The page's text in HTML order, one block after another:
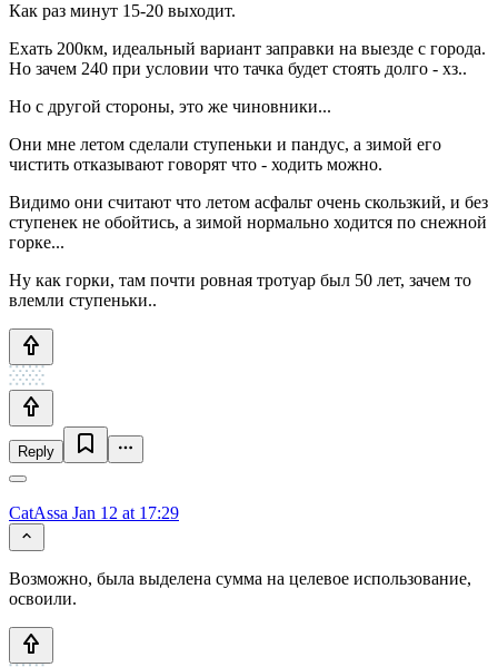
Как раз минут 15-20 выходит.
Ехать 200км, идеальный вариант заправки на выезде с города.
Но зачем 240 при условии что тачка будет стоять долго - хз..
Но с другой стороны, это же чиновники...
Они мне летом сделали ступеньки и пандус, а зимой его
чистить отказывают говорят что - ходить можно.
Видимо они считают что летом асфальт очень скользкий, и без
ступенек не обойтись, а зимой нормально ходится по снежной
горке...
Ну как горки, там почти ровная тротуар был 50 лет, зачем то
влемли ступеньки..
Reply
CatAssa Jan 12 at 17:29
Возможно, была выделена сумма на целевое использование,
освоили.